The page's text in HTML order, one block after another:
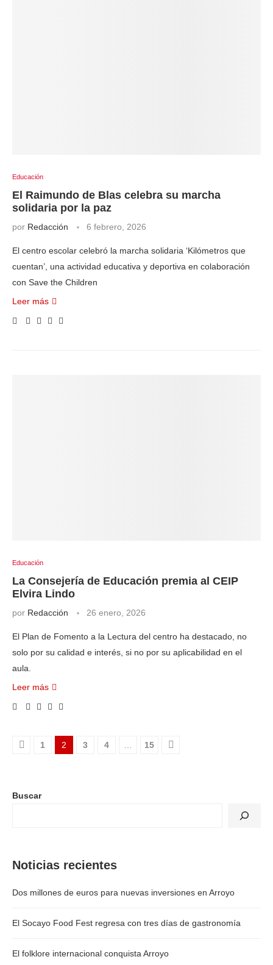
Educación
El Raimundo de Blas celebra su marcha
solidaria por la paz
por Redacción 6 febrero, 2026
El centro escolar celebró la marcha solidaria ‘Kilómetros que
cuentan’, una actividad educativa y deportiva en colaboración
con Save the Children
Leer más
Educación
La Consejería de Educación premia al CEIP
Elvira Lindo
por Redacción 26 enero, 2026
El Plan de Fomento a la Lectura del centro ha destacado, no
solo por su calidad e interés, si no por su aplicabilidad en el
aula.
Leer más
1 2 3 4 15
Buscar
Noticias recientes
Dos millones de euros para nuevas inversiones en Arroyo
El Socayo Food Fest regresa con tres días de gastronomía
El folklore internacional conquista Arroyo